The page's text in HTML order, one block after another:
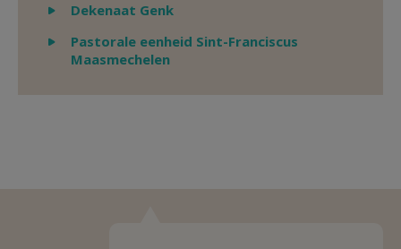
Weergeven
Dekenaat Genk
Weergeven
Pastorale eenheid Sint-Franciscus
Maasmechelen